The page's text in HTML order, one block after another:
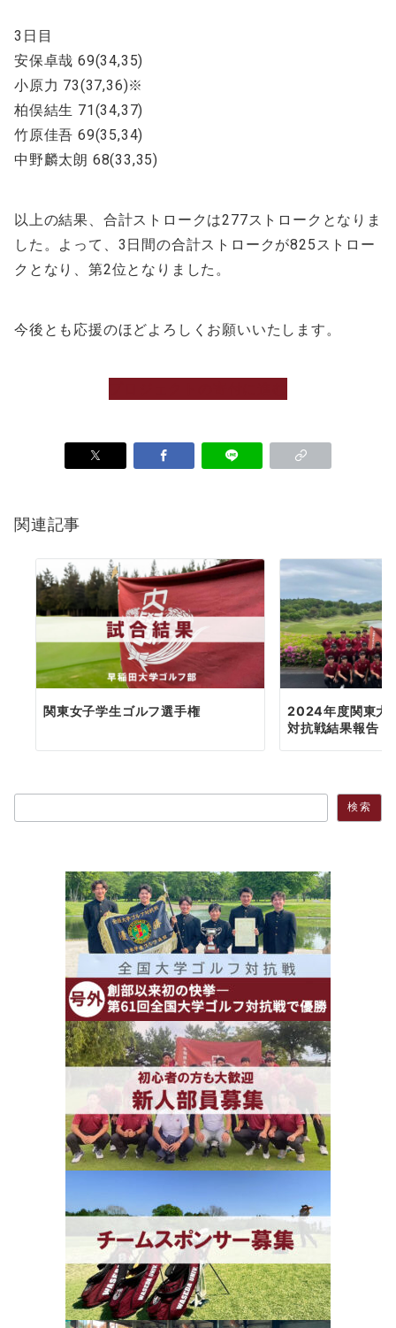
3日目
安保卓哉 69(34,35)
小原力 73(37,36)※
柏俣結生 71(34,37)
竹原佳吾 69(35,34)
中野麟太朗 68(33,35)
以上の結果、合計ストロークは277ストロークとなりま
した。よって、3日間の合計ストロークが825ストロー
クとなり、第2位となりました。
今後とも応援のほどよろしくお願いいたします。
関連記事
関東女子学生ゴルフ選手権
2024年度関東大
対抗戦結果報告
検索